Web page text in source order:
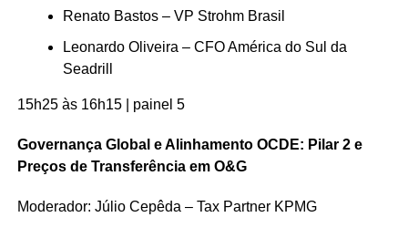
Renato Bastos – VP Strohm Brasil
Leonardo Oliveira – CFO América do Sul da
Seadrill
15h25 às 16h15 | painel 5
Governança Global e Alinhamento OCDE: Pilar 2 e
Preços de Transferência em O&G
Moderador: Júlio Cepêda – Tax Partner KPMG